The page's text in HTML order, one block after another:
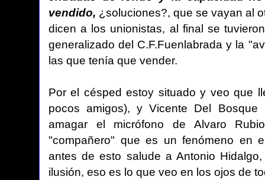
vendido, ¿soluciones?, que se vayan al
dicen a los unionistas, al final se
generalizado del C.F.Fuenlabrada y la
las que tenía que vender.
Por el césped estoy situado y veo que
pocos amigos), y Vicente Del Bosque
amagar el micrófono de Alvaro
"compañero" que es un fenómeno en
antes de esto salude a Antonio
ilusión, eso es lo que veo en los ojos de